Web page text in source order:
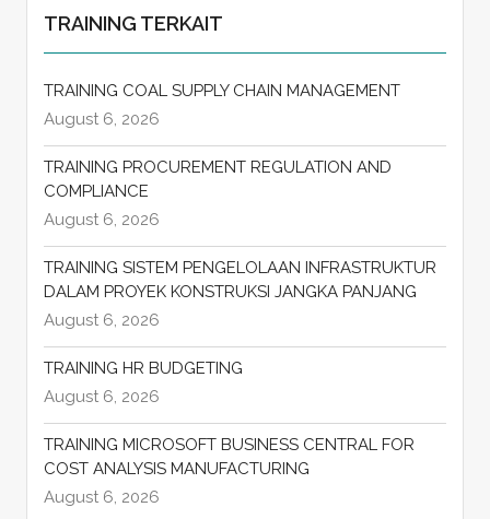
TRAINING TERKAIT
TRAINING COAL SUPPLY CHAIN MANAGEMENT
August 6, 2026
TRAINING PROCUREMENT REGULATION AND
COMPLIANCE
August 6, 2026
TRAINING SISTEM PENGELOLAAN INFRASTRUKTUR
DALAM PROYEK KONSTRUKSI JANGKA PANJANG
August 6, 2026
TRAINING HR BUDGETING
August 6, 2026
TRAINING MICROSOFT BUSINESS CENTRAL FOR
COST ANALYSIS MANUFACTURING
August 6, 2026